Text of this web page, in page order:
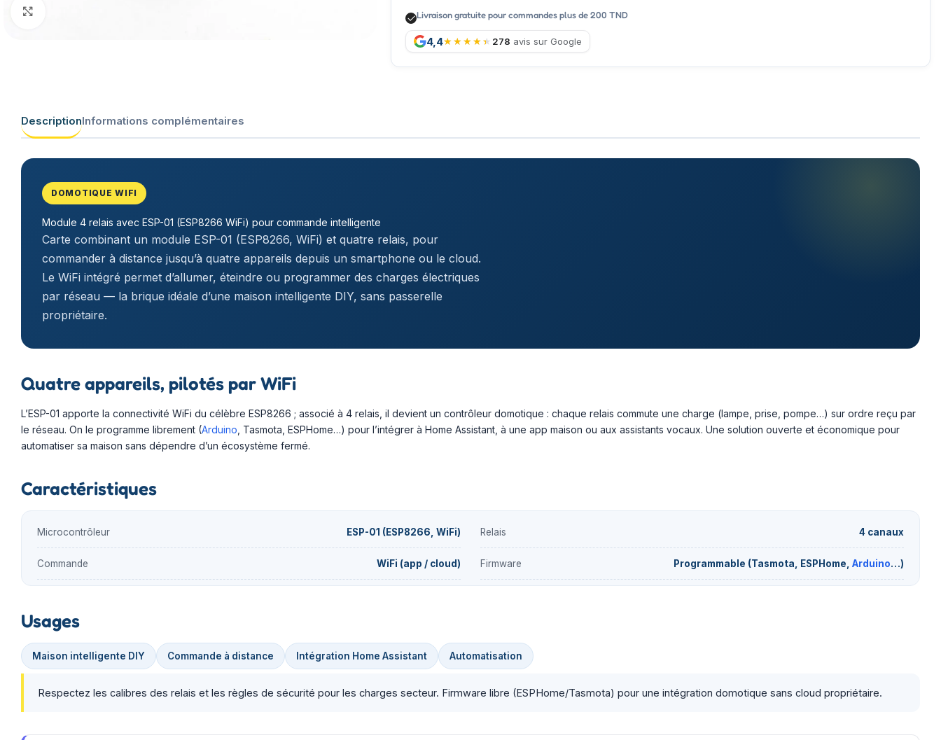
Livraison gratuite pour commandes plus de 200 TND
4,4 278 avis sur Google
DescriptionInformations complémentaires
DOMOTIQUE WIFI
Module 4 relais avec ESP-01 (ESP8266 WiFi) pour commande intelligente
Carte combinant un module ESP-01 (ESP8266, WiFi) et quatre relais, pour
commander à distance jusqu’à quatre appareils depuis un smartphone ou le cloud.
Le WiFi intégré permet d’allumer, éteindre ou programmer des charges électriques
par réseau — la brique idéale d’une maison intelligente DIY, sans passerelle
propriétaire.
Quatre appareils, pilotés par WiFi
L’ESP-01 apporte la connectivité WiFi du célèbre ESP8266 ; associé à 4 relais, il devient un contrôleur domotique : chaque relais commute une charge (lampe, prise, pompe…) sur ordre reçu par
le réseau. On le programme librement (Arduino , Tasmota, ESPHome…) pour l’intégrer à Home Assistant, à une app maison ou aux assistants vocaux. Une solution ouverte et économique pour
automatiser sa maison sans dépendre d’un écosystème fermé.
Caractéristiques
Microcontrôleur ESP-01 (ESP8266, WiFi) Relais 4 canaux
Commande WiFi (app / cloud) Firmware Programmable (Tasmota, ESPHome, Arduino…)
Usages
Maison intelligente DIY Commande à distance Intégration Home Assistant Automatisation
Respectez les calibres des relais et les règles de sécurité pour les charges secteur. Firmware libre (ESPHome/Tasmota) pour une intégration domotique sans cloud propriétaire.